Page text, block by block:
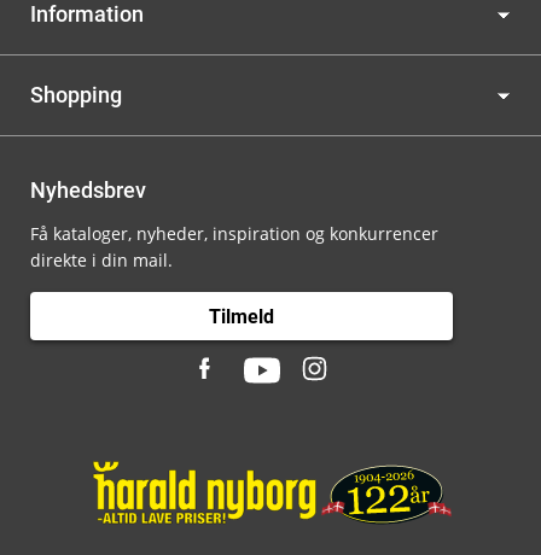
Information
Shopping
Nyhedsbrev
Få kataloger, nyheder, inspiration og konkurrencer
direkte i din mail.
Tilmeld